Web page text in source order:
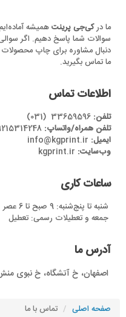
ما درکی‌جی پرینتهمیشه
سوالات شما پاسخ دهیم. اگر
دنبال مشاوره برای چاپ محصولات
ما تماس بگیرید.
اطلاعات تماس
تلفن:
تلفن همراه/واتساپ:
ایمیل:
وب‌سایت:
ساعات کاری
شنبه تا پنج‌شنبه: 9 صبح تا 6 عصر
جمعه و تعطیلات رسمی: تعطیل
آدرس ما
اصفهان، خ آتشگاه، خ نبوی منش،
صفحه اصلی تماس با ما